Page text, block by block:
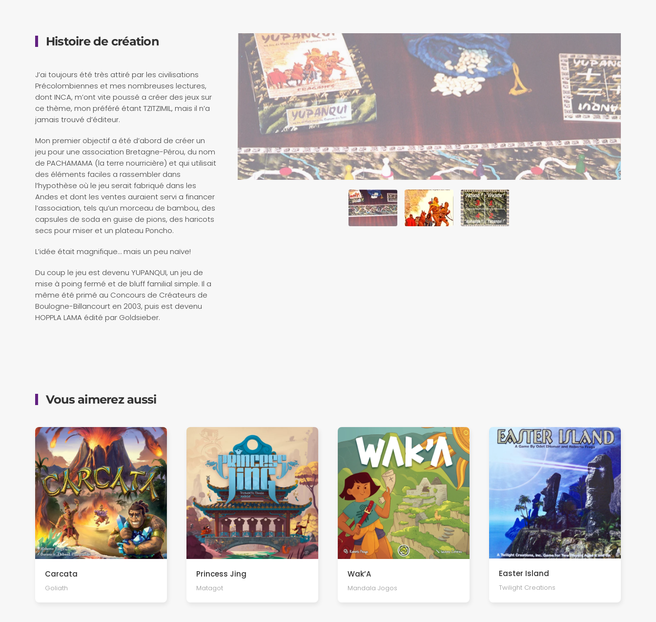
Histoire de création
J’ai toujours été très attiré par les civilisations
Précolombiennes et mes nombreuses lectures,
dont INCA, m’ont vite poussé a créer des jeux sur
ce thème, mon préféré étant TZITZIMIL, mais il n’a
jamais trouvé d’éditeur.
Mon premier objectif a été d’abord de créer un
jeu pour une association Bretagne-Pérou, du nom
de PACHAMAMA (la terre nourricière) et qui utilisait
des éléments faciles a rassembler dans
l’hypothèse où le jeu serait fabriqué dans les
Andes et dont les ventes auraient servi a financer
l’association, tels qu’un morceau de bambou, des
capsules de soda en guise de pions, des haricots
secs pour miser et un plateau Poncho.
L’idée était magnifique… mais un peu naïve!
Du coup le jeu est devenu YUPANQUI, un jeu de
mise à poing fermé et de bluff familial simple. Il a
même été primé au Concours de Créateurs de
Boulogne-Billancourt en 2003, puis est devenu
HOPPLA LAMA édité par Goldsieber.
Vous aimerez aussi
Carcata
Goliath
Princess Jing
Matagot
Wak’A
Mandala Jogos
Easter Island
Twilight Creations